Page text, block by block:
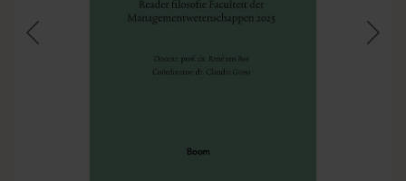
Vorige